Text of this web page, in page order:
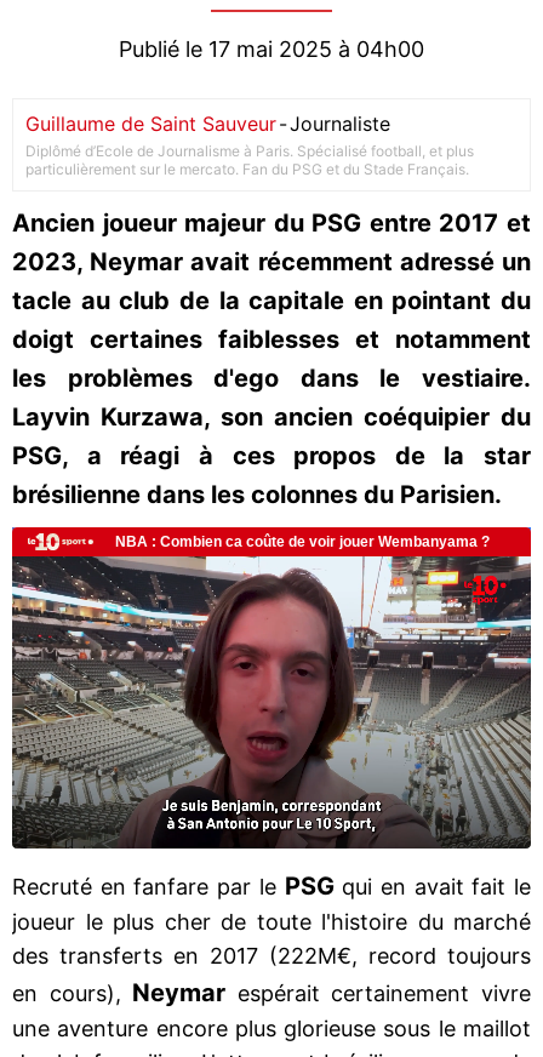
Publié le 17 mai 2025 à 04h00
Guillaume de Saint Sauveur-Journaliste
Diplômé d’Ecole de Journalisme à Paris. Spécialisé football, et plus
particulièrement sur le mercato. Fan du PSG et du Stade Français.
Ancien joueur majeur du PSG entre 2017 et
2023, Neymar avait récemment adressé un
tacle au club de la capitale en pointant du
doigt certaines faiblesses et notamment
les problèmes d'ego dans le vestiaire.
Layvin Kurzawa, son ancien coéquipier du
PSG, a réagi à ces propos de la star
brésilienne dans les colonnes du Parisien.
Recruté en fanfare par le PSGqui en avait fait le
joueur le plus cher de toute l'histoire du marché
des transferts en 2017 (222M€, record toujours
en cours), Neymar espérait certainement vivre
une aventure encore plus glorieuse sous le maillot